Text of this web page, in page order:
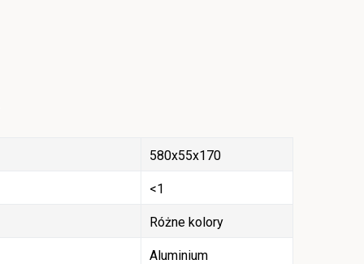
580x55x170
<1
Różne kolory
Aluminium